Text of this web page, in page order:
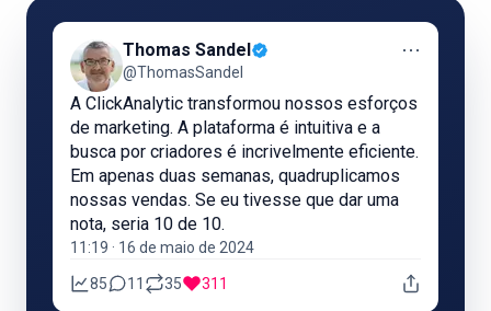
Thomas Sandel
@ThomasSandel
⋯
A ClickAnalytic transformou nossos esforços
de marketing. A plataforma é intuitiva e a
busca por criadores é incrivelmente eficiente.
Em apenas duas semanas, quadruplicamos
nossas vendas. Se eu tivesse que dar uma
nota, seria 10 de 10.
11:19 · 16 de maio de 2024
85 11 35 311